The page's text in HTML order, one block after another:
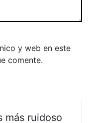
y web en este
comente.
más ruidoso